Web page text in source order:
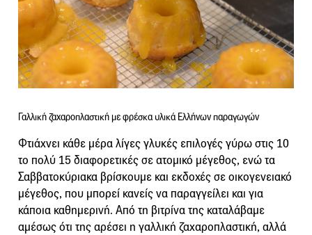
Γαλλική ζαχαροπλαστική με φρέσκα υλικά Ελλήνων παραγωγών
Φτιάχνει κάθε μέρα λίγες γλυκές επιλογές γύρω στις 10
το πολύ 15 διαφορετικές σε ατομικό μέγεθος, ενώ τα
Σαββατοκύριακα βρίσκουμε και εκδοχές σε οικογενειακό
μέγεθος, που μπορεί κανείς να παραγγείλει και για
κάποια καθημερινή. Από τη βιτρίνα της καταλάβαμε
αμέσως ότι της αρέσει η γαλλική ζαχαροπλαστική, αλλά